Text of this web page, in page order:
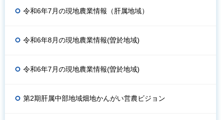
令和6年7月の現地農業情報（肝属地域）
令和6年8月の現地農業情報(曽於地域)
令和6年7月の現地農業情報(曽於地域)
第2期肝属中部地域畑地かんがい営農ビジョン